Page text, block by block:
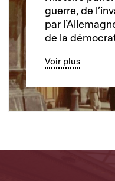
guerre, de
par
de la
Voir plus